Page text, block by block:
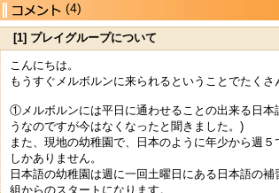
(4)
[1] プレイグループについて
こんにちは。
もうすぐメルボルンに来られるということでたくさ
①メルボルンには平日に通わせることの出来る日本
うなのですが今はなくなったと聞きました。)
また、現地の幼稚園で、日本のように年少から週
しかありません。
日本語の幼稚園は週に一回土曜日にある日本語の
組からのスタートになります。